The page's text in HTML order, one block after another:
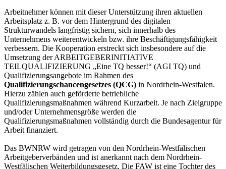
Arbeitnehmer können mit dieser Unterstützung ihren aktuellen
Arbeitsplatz z. B. vor dem Hintergrund des digitalen
Strukturwandels langfristig sichern, sich innerhalb des
Unternehmens weiterentwickeln bzw. ihre Beschäftigungsfähigkeit
verbessern. Die Kooperation erstreckt sich insbesondere auf die
Umsetzung der ARBEITGEBERINITIATIVE
TEILQUALIFIZIERUNG „Eine TQ besser!“ (AGI TQ) und
Qualifizierungsangebote im Rahmen des
Qualifizierungschancengesetzes (QCG) in Nordrhein-Westfalen.
Hierzu zählen auch geförderte betriebliche
Qualifizierungsmaßnahmen während Kurzarbeit. Je nach Zielgruppe
und/oder Unternehmensgröße werden die
Qualifizierungsmaßnahmen vollständig durch die Bundesagentur für
Arbeit finanziert.
Das BWNRW wird getragen von den Nordrhein-Westfälischen
Arbeitgeberverbänden und ist anerkannt nach dem Nordrhein-
Westfälischen Weiterbildungsgesetz. Die FAW ist eine Tochter des